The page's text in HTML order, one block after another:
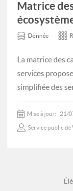
Matrice
Donnée
La matrice des
services
simplifiée des
Mise à jour: 21/
Service public de